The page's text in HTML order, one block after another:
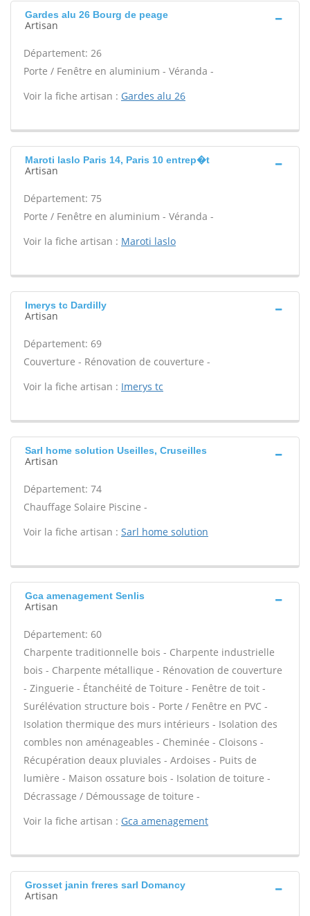
Gardes alu 26 Bourg de peage
Artisan
Département: 26
Porte / Fenêtre en aluminium - Véranda -
Voir la fiche artisan : Gardes alu 26
Maroti laslo Paris 14, Paris 10 entrep�t
Artisan
Département: 75
Porte / Fenêtre en aluminium - Véranda -
Voir la fiche artisan : Maroti laslo
Imerys tc Dardilly
Artisan
Département: 69
Couverture - Rénovation de couverture -
Voir la fiche artisan : Imerys tc
Sarl home solution Useilles, Cruseilles
Artisan
Département: 74
Chauffage Solaire Piscine -
Voir la fiche artisan : Sarl home solution
Gca amenagement Senlis
Artisan
Département: 60
Charpente traditionnelle bois - Charpente industrielle
bois - Charpente métallique - Rénovation de couverture
- Zinguerie - Étanchéité de Toiture - Fenêtre de toit -
Surélévation structure bois - Porte / Fenêtre en PVC -
Isolation thermique des murs intérieurs - Isolation des
combles non aménageables - Cheminée - Cloisons -
Récupération deaux pluviales - Ardoises - Puits de
lumière - Maison ossature bois - Isolation de toiture -
Décrassage / Démoussage de toiture -
Voir la fiche artisan : Gca amenagement
Grosset janin freres sarl Domancy
Artisan